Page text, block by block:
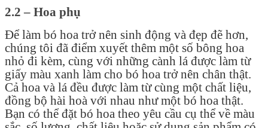
2.2 – Hoa phụ
Để làm bó hoa trở nên sinh động và đẹp đẽ hơn,
chúng tôi đã điểm xuyết thêm một số bông hoa
nhỏ đi kèm, cùng với những cành lá được làm từ
giấy màu xanh làm cho bó hoa trở nên chân thật.
Cả hoa và lá đều được làm từ cùng một chất liệu,
đồng bộ hài hoà với nhau như một bó hoa thật.
Bạn có thể đặt bó hoa theo yêu cầu cụ thể về màu